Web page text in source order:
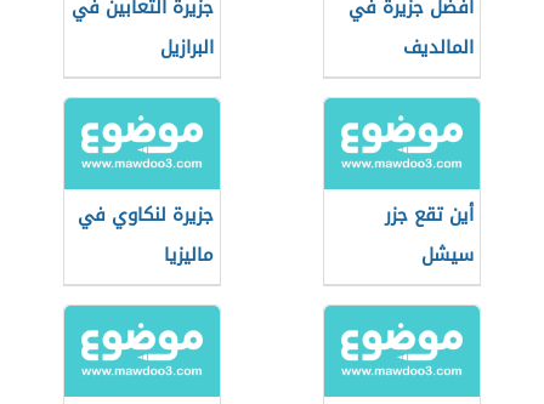
أفضل جزيرة في
المالديف
جزيرة الثعابين في
البرازيل
أين تقع جزر
سيشل
جزيرة لنكاوي في
ماليزيا